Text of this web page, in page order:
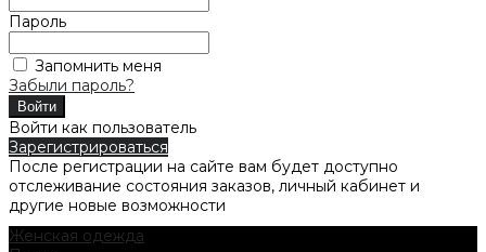
Пароль
Запомнить меня
Забыли пароль?
Войти как пользователь
Зарегистрироваться
После регистрации на сайте вам будет доступно
отслеживание состояния заказов, личный кабинет и
другие новые возможности
Женская одежда